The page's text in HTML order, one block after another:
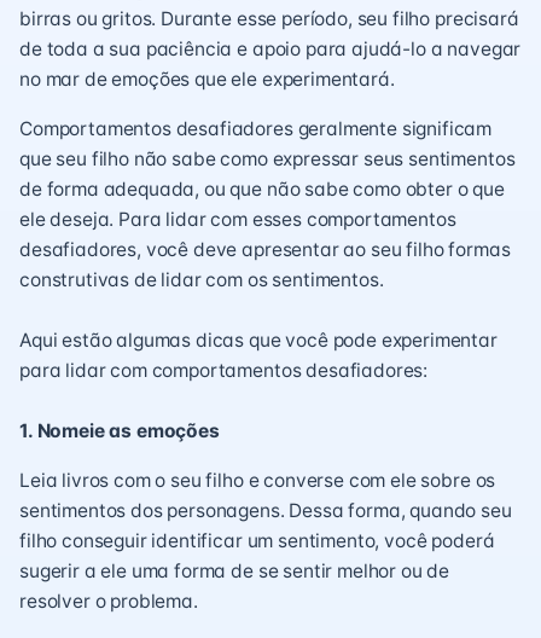
birras ou gritos. Durante esse período, seu filho precisará
de toda a sua paciência e apoio para ajudá-lo a navegar
no mar de emoções que ele experimentará.
Comportamentos desafiadores geralmente significam
que seu filho não sabe como expressar seus sentimentos
de forma adequada, ou que não sabe como obter o que
ele deseja. Para lidar com esses comportamentos
desafiadores, você deve apresentar ao seu filho formas
construtivas de lidar com os sentimentos.
Aqui estão algumas dicas que você pode experimentar
para lidar com comportamentos desafiadores:
1. Nomeie as emoções
Leia livros com o seu filho e converse com ele sobre os
sentimentos dos personagens. Dessa forma, quando seu
filho conseguir identificar um sentimento, você poderá
sugerir a ele uma forma de se sentir melhor ou de
resolver o problema.